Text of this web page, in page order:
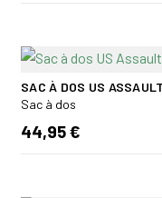
SAC À DOS US
Sac à dos
44,95 €